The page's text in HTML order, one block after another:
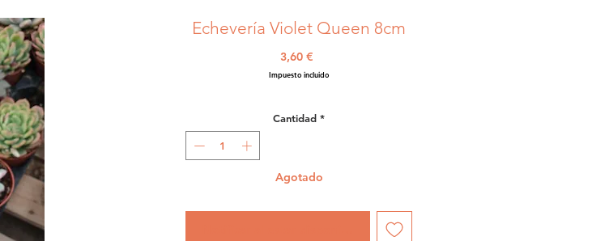
Echevería Violet Queen 8cm
3,60 €
Impuesto incluido
Cantidad *
Agotado